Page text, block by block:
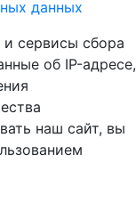
данных
сервисы сбора
об IP-адресе,
наш сайт, вы